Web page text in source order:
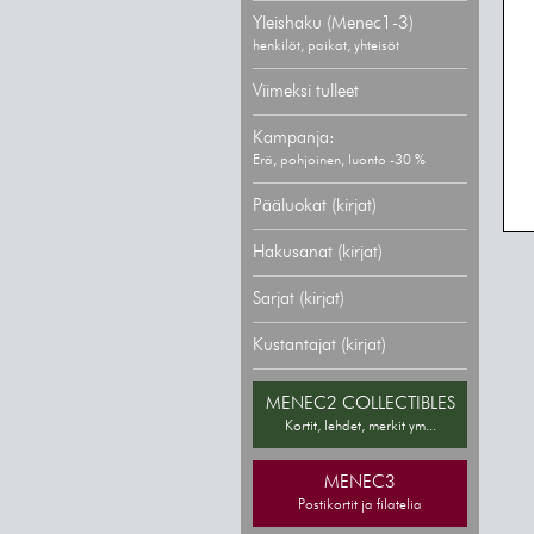
Yleishaku (Menec1-3)
henkilöt, paikat, yhteisöt
Viimeksi tulleet
Kampanja:
Erä, pohjoinen, luonto -30 %
Pääluokat (kirjat)
Hakusanat (kirjat)
Sarjat (kirjat)
Kustantajat (kirjat)
MENEC2 COLLECTIBLES
Kortit, lehdet, merkit ym...
MENEC3
Postikortit ja filatelia